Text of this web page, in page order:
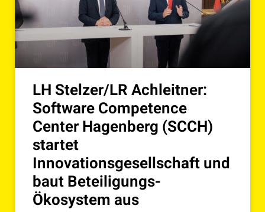
LH Stelzer/LR Achleitner:
Software Competence
Center Hagenberg (SCCH)
startet
Innovationsgesellschaft und
baut Beteiligungs-
Ökosystem aus